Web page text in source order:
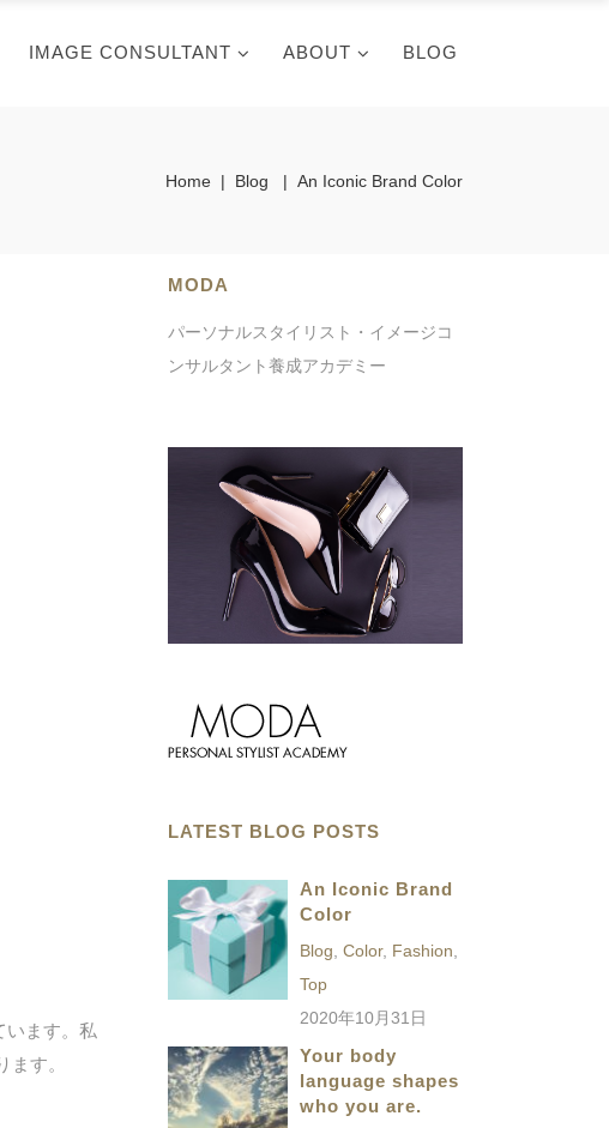
IMAGE CONSULTANT ABOUT BLOG
Home | Blog | An Iconic Brand Color
います。私
す。
MODA
パーソナルスタイリスト・イメージコ
ンサルタント養成アカデミー
LATEST BLOG POSTS
An Iconic Brand
Color
Blog, Color, Fashion,
Top
2020年10月31日
Your body
language shapes
who you are.